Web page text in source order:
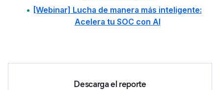
[Webinar] Lucha de manera más inteligente:
Acelera tu SOC con AI
Descarga el reporte